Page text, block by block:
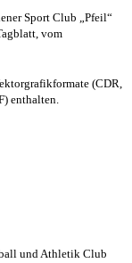
Sport Club „Pfeil“
vom
(CDR,
enthalten.
und Athletik Club